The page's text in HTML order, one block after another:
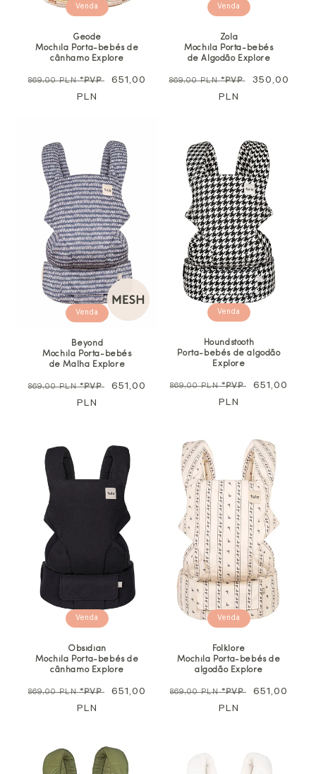
Venda
Geode
Mochila Porta-bebés de
cânhamo Explore
Preço
869,00 PLN*PVP
Preço
651,00
PLN
Venda
Zola
Mochila Porta-bebés
de Algodão Explore
Preço
869,00 PLN*PVP
Preço
350,00
PLN
Venda
Beyond
Mochila Porta-bebés
de Malha Explore
Preço
869,00 PLN*PVP
Preço
651,00
PLN
Venda
Houndstooth
Porta-bebés de algodão
Explore
Preço
869,00 PLN*PVP
Preço
651,00
PLN
Venda
Obsidian
Mochila Porta-bebés de
cânhamo Explore
Preço
869,00 PLN*PVP
Preço
651,00
PLN
Venda
Folklore
Mochila Porta-bebés de
algodão Explore
Preço
869,00 PLN*PVP
Preço
651,00
PLN